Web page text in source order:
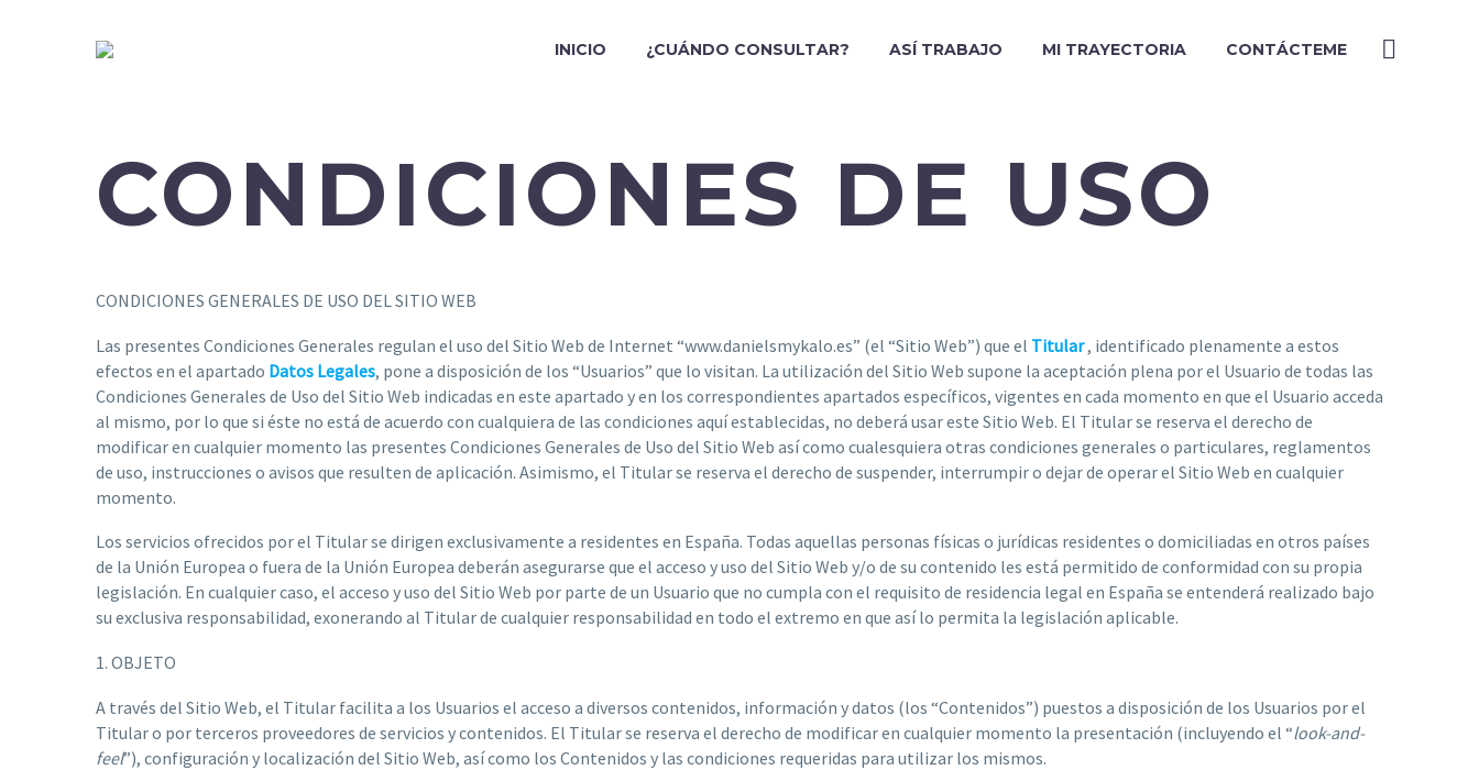
INICIO ¿CUÁNDO CONSULTAR? ASÍ TRABAJO MI TRAYECTORIA CONTÁCTEME
CONDICIONES DE USO
CONDICIONES GENERALES DE USO DEL SITIO WEB
Las presentes Condiciones Generales regulan el uso del Sitio Web de Internet “www.danielsmykalo.es” (el “Sitio Web”) que el Titular, identificado plenamente a estos
efectos en el apartado Datos Legales, pone a disposición de los “Usuarios” que lo visitan. La utilización del Sitio Web supone la aceptación plena por el Usuario de todas las
Condiciones Generales de Uso del Sitio Web indicadas en este apartado y en los correspondientes apartados específicos, vigentes en cada momento en que el Usuario acceda
al mismo, por lo que si éste no está de acuerdo con cualquiera de las condiciones aquí establecidas, no deberá usar este Sitio Web. El Titular se reserva el derecho de
modificar en cualquier momento las presentes Condiciones Generales de Uso del Sitio Web así como cualesquiera otras condiciones generales o particulares, reglamentos
de uso, instrucciones o avisos que resulten de aplicación. Asimismo, el Titular se reserva el derecho de suspender, interrumpir o dejar de operar el Sitio Web en cualquier
momento.
Los servicios ofrecidos por el Titular se dirigen exclusivamente a residentes en España. Todas aquellas personas físicas o jurídicas residentes o domiciliadas en otros países
de la Unión Europea o fuera de la Unión Europea deberán asegurarse que el acceso y uso del Sitio Web y/o de su contenido les está permitido de conformidad con su propia
legislación. En cualquier caso, el acceso y uso del Sitio Web por parte de un Usuario que no cumpla con el requisito de residencia legal en España se entenderá realizado bajo
su exclusiva responsabilidad, exonerando al Titular de cualquier responsabilidad en todo el extremo en que así lo permita la legislación aplicable.
1. OBJETO
A través del Sitio Web, el Titular facilita a los Usuarios el acceso a diversos contenidos, información y datos (los “Contenidos”) puestos a disposición de los Usuarios por el
Titular o por terceros proveedores de servicios y contenidos. El Titular se reserva el derecho de modificar en cualquier momento la presentación (incluyendo el “look-and-
feel”), configuración y localización del Sitio Web, así como los Contenidos y las condiciones requeridas para utilizar los mismos.